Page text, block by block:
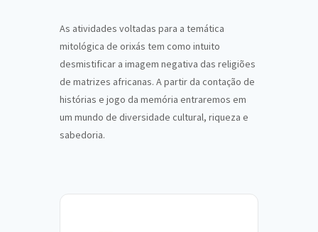
As atividades voltadas para a temática
mitológica de orixás tem como intuito
desmistificar a imagem negativa das religiões
de matrizes africanas. A partir da contação de
histórias e jogo da memória entraremos em
um mundo de diversidade cultural, riqueza e
sabedoria.